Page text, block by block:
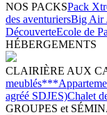
NOS PACKSPack
des aventuriersBig Air
DécouverteEcole de
HÉBERGEMENTS
CLAIRIÈRE AUX
meublés***
agréé SDJES)Chalet
GROUPES et